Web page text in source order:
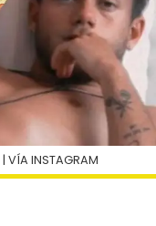
| VÍA INSTAGRAM